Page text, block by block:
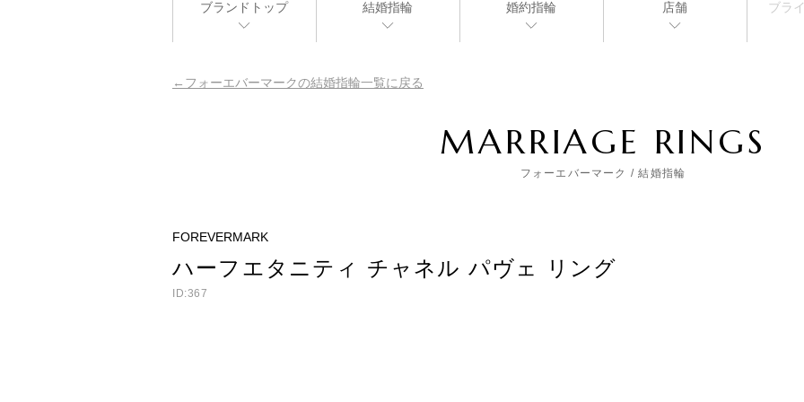
ブランドトップ 結婚指輪 婚約指輪 店舗 ブラ
フォーエバーマークの結婚指輪一覧に戻る
MARRIAGE RINGS
フォーエバーマーク / 結婚指輪
FOREVERMARK
ハーフエタニティ チャネル パヴェ リング
ID:367